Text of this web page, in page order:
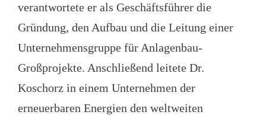
verantwortete er als Geschäftsführer die
Gründung, den Aufbau und die Leitung einer
Unternehmensgruppe für Anlagenbau-
Großprojekte. Anschließend leitete Dr.
Koschorz in einem Unternehmen der
erneuerbaren Energien den weltweiten